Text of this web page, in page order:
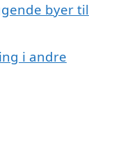
byer til
i andre